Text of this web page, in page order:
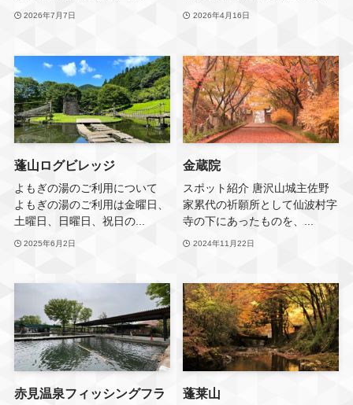
2026年7月7日 2026年4月16日
蓬山ログビレッジ
よもぎの湯のご利用について
よもぎの湯のご利用は金曜日、
土曜日、日曜日、祝日の...
2025年6月2日
金蔵院
スポット紹介 唐沢山城主佐野
家累代の祈願所として仙波村字
寺の下にあったものを、...
2024年11月22日
赤見温泉フィッシングフラ
蓬莱山